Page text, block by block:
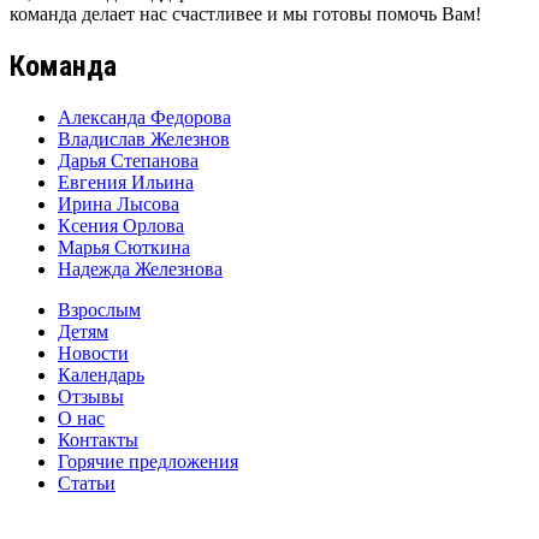
команда делает нас счастливее и мы готовы помочь Вам!
Команда
Александа Федорова
Владислав Железнов
Дарья Степанова
Евгения Ильина
Ирина Лысова
Ксения Орлова
Марья Сюткина
Надежда Железнова
Взрослым
Детям
Новости
Календарь
Отзывы
О нас
Контакты
Горячие предложения
Статьи